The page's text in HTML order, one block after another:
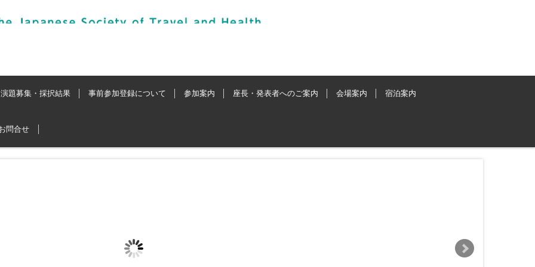
演題募集・採択結果 事前参加登録について 参加案内 座長・発表者へのご案内 会場案内 宿泊案内
問合せ